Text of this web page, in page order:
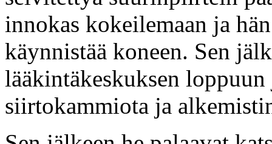
innokas kokeilemaan ja
käynnistää koneen. Sen
lääkintäkeskuksen
siirtokammiota ja